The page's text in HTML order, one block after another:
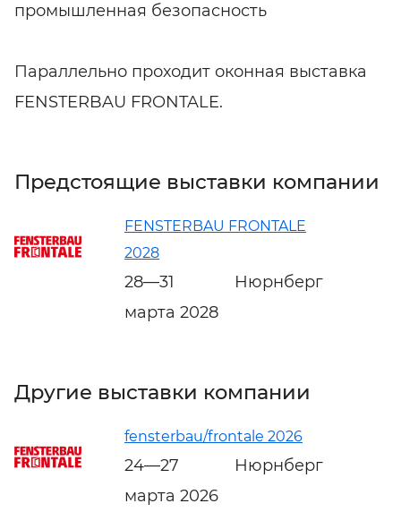
промышленная безопасность
Параллельно проходит оконная выставка
FENSTERBAU FRONTALE.
Предстоящие выставки компании
FENSTERBAU FRONTALE
2028
28—31
марта 2028
Нюрнберг
Другие выставки компании
fensterbau/frontale 2026
24—27
марта 2026
Нюрнберг